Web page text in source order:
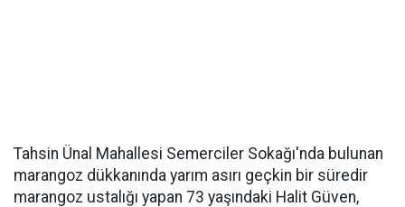
Tahsin Ünal Mahallesi Semerciler Sokağı'nda bulunan
marangoz dükkanında yarım asırı geçkin bir süredir
marangoz ustalığı yapan 73 yaşındaki Halit Güven,